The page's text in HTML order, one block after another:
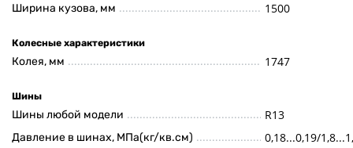
Ширина кузова, мм 1500
Колесные характеристики
Колея, мм 1747
Шины
Шины любой модели R13
Давление в шинах, МПа(кг/кв.см) 0,18...0,19/